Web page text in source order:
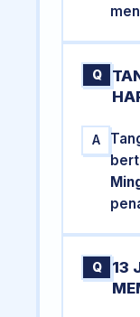
Q
A
Q
13